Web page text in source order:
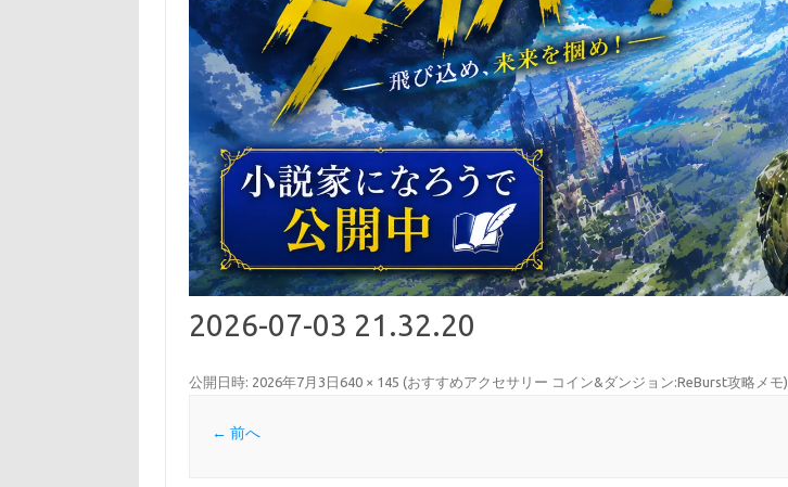
2026-07-03 21.32.20
公開日時: 2026年7月3日 640 × 145 (おすすめアクセサリー コイン&ダンジョン:ReBurst攻略メモ)
← 前へ